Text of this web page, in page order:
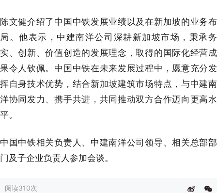
陈文健介绍了中国中铁发展业绩以及在新加坡的业务布
局。他表示，中建南洋公司深耕新加坡市场，秉承务
实、创新、价值创造的发展理念，取得的国际化经营成
果令人钦佩。中国中铁在未来发展过程中，愿意充分发
挥自身技术优势，结合新加坡建筑市场特点，与中建南
洋协同发力、携手共进，共同推动双方合作迈向更高水
平。
中国中铁相关负责人、中建南洋公司领导、相关总部部
门及子企业负责人参加会谈。
阅读310次